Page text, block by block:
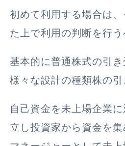
初めて利用する場合は
た上で利用の判断を行う
基本的に普通株式の引
様々な設計の種類株の
自己資金を未上場企業
立し投資家から資金を